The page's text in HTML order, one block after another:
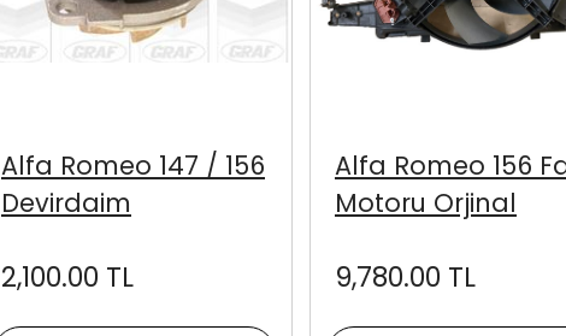
Alfa Romeo 147 / 156
Devirdaim
2,100.00 TL
Alfa Romeo 156
Motoru Orjinal
9,780.00 TL